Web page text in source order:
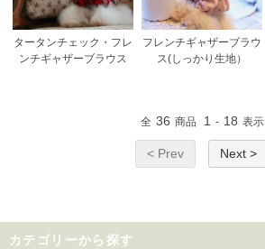
タータンチェック・フレ
ンチギャザーブラウス
フレンチギャザーブラウ
ス(しっかり生地）
全 36 商品 1 - 18 表示
< Prev Next >
カテゴリーから探す